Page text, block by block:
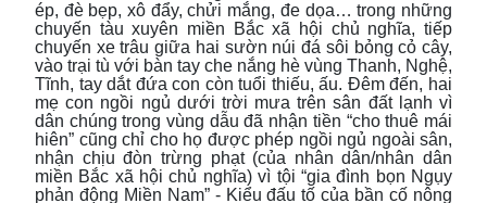
ép, đè bẹp, xô đẩy, chửi mắng, đe dọa… trong những
chuyến tàu xuyên miền Bắc xã hội chủ nghĩa, tiếp
chuyến xe trâu giữa hai sườn núi đá sôi bỏng cỏ cây,
vào trại tù với bàn tay che nắng hè vùng Thanh, Nghệ,
Tĩnh, tay dắt đứa con còn tuổi thiếu, ấu. Đêm đến, hai
mẹ con ngồi ngủ dưới trời mưa trên sân đất lạnh vì
dân chúng trong vùng dẫu đã nhận tiền “cho thuê mái
hiên” cũng chỉ cho họ được phép ngồi ngủ ngoài sân,
nhận chịu đòn trừng phạt (của nhân dân/nhân dân
miền Bắc xã hội chủ nghĩa) vì tội “gia đình bọn Ngụy
phản động Miền Nam” - Kiểu đấu tố của bần cố nông